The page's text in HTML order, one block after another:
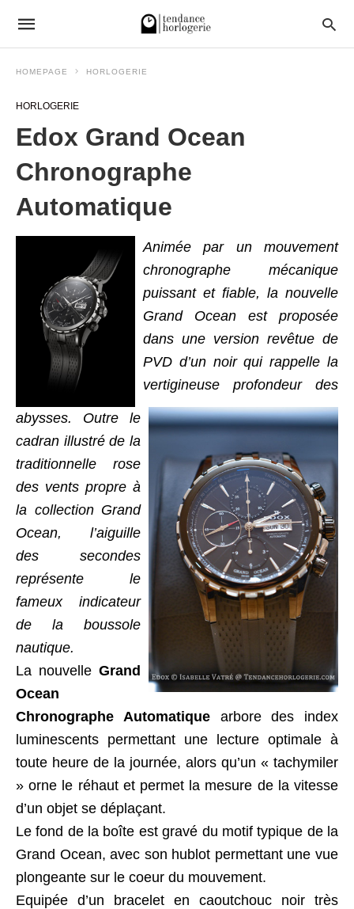
HOMEPAGE HORLOGERIE
HORLOGERIE
Edox Grand Ocean
Chronographe
Automatique
Animée par un mouvement
chronographe mécanique
puissant et fiable, la nouvelle
Grand Ocean est proposée
dans une version revêtue de
PVD d’un noir qui rappelle la
vertigineuse profondeur des
abysses. Outre le
cadran illustré de la
traditionnelle rose
des vents propre à
la collection Grand
Ocean, l’aiguille
des secondes
représente le
fameux indicateur
de la boussole
nautique.
La nouvelle Grand
Ocean
Chronographe Automatiquearbore des index
luminescents permettant une lecture optimale à
toute heure de la journée, alors qu’un « tachymiler
» orne le réhaut et permet la mesure de la vitesse
d’un objet se déplaçant.
Le fond de la boîte est gravé du motif typique de la
Grand Ocean, avec son hublot permettant une vue
plongeante sur le coeur du mouvement.
Equipée d’un bracelet en caoutchouc noir très